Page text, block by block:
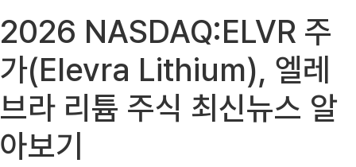
2026 NASDAQ:ELVR 주
가(Elevra Lithium), 엘레
브라 리튬 주식 최신뉴스 알
아보기